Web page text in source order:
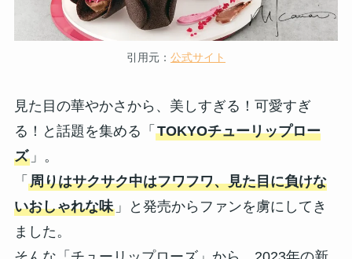
引用元： 公式サイト
見た目の華やかさから、美しすぎる！可愛すぎ
る！と話題を集める「 TOKYOチューリップロー
ズ」。
「 周りはサクサク中はフワフワ、見た目に負けな
いおしゃれな味」と発売からファンを虜にしてき
ました。